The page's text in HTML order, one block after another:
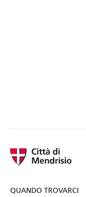
QUANDO TROVARCI